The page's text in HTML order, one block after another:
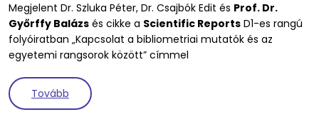
Megjelent Dr. Szluka Péter, Dr. Csajbók Edit és Prof. Dr.
Győrffy Balázs és cikke a Scientific Reports D1-es rangú
folyóiratban „Kapcsolat a bibliometriai mutatók és az
egyetemi rangsorok között” címmel
Tovább (Kapcsolat a bibliometriai mutatók és az